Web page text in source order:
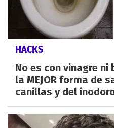
HACKS
No es con vinagre
la MEJOR forma de
canillas y del